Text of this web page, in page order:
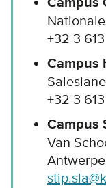
+32 3
Campus
+32 3
Campus
Van